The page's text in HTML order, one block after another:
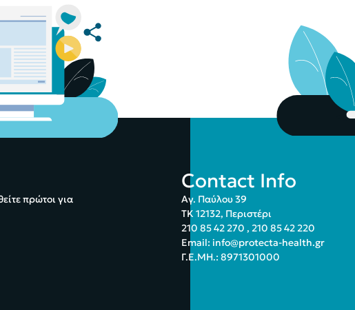
πρώτοι για
Contact Info
Αγ. Παύλου 39
ΤΚ 12132, Περιστέρι
210 85 42 270,210 85 42 220
Email: info@protecta-health.gr
Γ.Ε.ΜΗ.: 8971301000